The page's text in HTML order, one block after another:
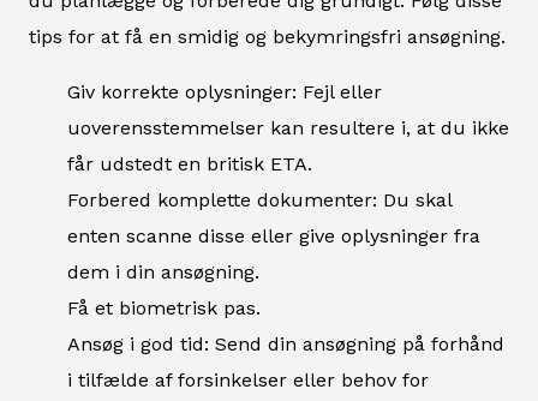
tips for at få en smidig og bekymringsfri ansøgning.
Giv korrekte oplysninger: Fejl eller
uoverensstemmelser kan resultere i, at du ikke
får udstedt en britisk ETA.
Forbered komplette dokumenter: Du skal
enten scanne disse eller give oplysninger fra
dem i din ansøgning.
Få et biometrisk pas.
Ansøg i god tid: Send din ansøgning på forhånd
i tilfælde af forsinkelser eller behov for